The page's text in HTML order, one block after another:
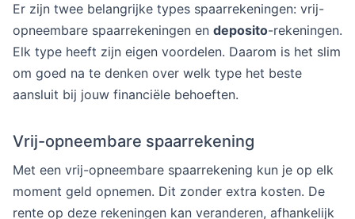
Er zijn twee belangrijke types spaarrekeningen: vrij-
opneembare spaarrekeningen en deposito-rekeningen.
Elk type heeft zijn eigen voordelen. Daarom is het slim
om goed na te denken over welk type het beste
aansluit bij jouw financiële behoeften.
Vrij-opneembare spaarrekening
Met een vrij-opneembare spaarrekening kun je op elk
moment geld opnemen. Dit zonder extra kosten. De
rente op deze rekeningen kan veranderen, afhankelijk